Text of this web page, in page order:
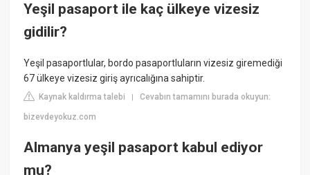
Yeşil pasaport ile kaç ülkeye vizesiz
gidilir?
Yeşil pasaportlular, bordo pasaportluların vizesiz giremediği
67 ülkeye vizesiz giriş ayrıcalığına sahiptir.
Kaynak kaldırma talebi |Cevabın tamamını burada okuyun:
bizevdeyokuz.com
Almanya yeşil pasaport kabul ediyor
mu?